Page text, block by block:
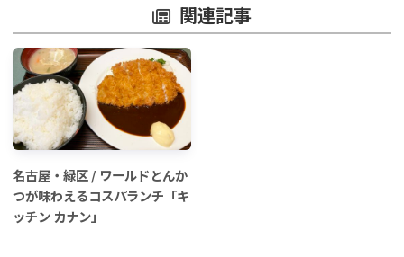
関連記事
名古屋・緑区 / ワールドとんか
つが味わえるコスパランチ「キ
ッチン カナン」